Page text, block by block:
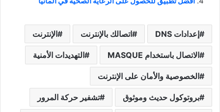
إعدادات DNS اتصالك بالإنترنت الإنترنت
الاتصال باستخدام MASQUE التهديدات الأمنية
الخصوصية والأمان على الإنترنت
بروتوكول حديث وموثوق تشفير حركة المرور